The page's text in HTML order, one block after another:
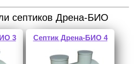
септиков Дрена-БИО
3 Септик Дрена-БИО 4